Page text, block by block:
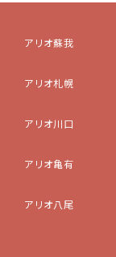
アリオ蘇我
アリオ札幌
アリオ川口
アリオ亀有
アリオ八尾